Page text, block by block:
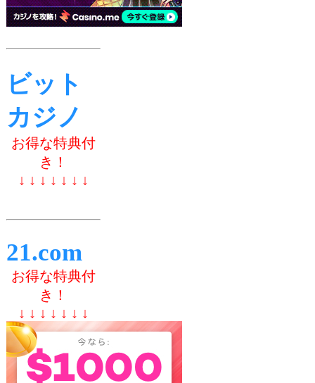
ビット
カジノ
お得な特典付
き！
↓ ↓ ↓ ↓ ↓ ↓ ↓
21.com
お得な特典付
き！
↓ ↓ ↓ ↓ ↓ ↓ ↓